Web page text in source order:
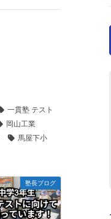
一貫塾 テスト
岡山工業
馬屋下小
塾長ブログ